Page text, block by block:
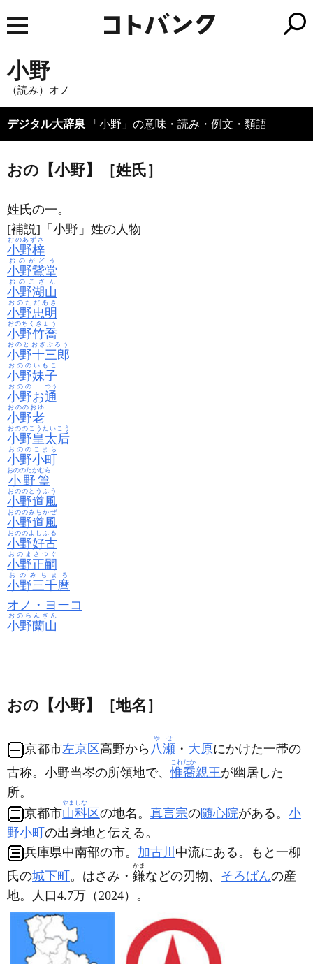
小野
（読み）オノ
デジタル大辞泉 「小野」の意味・読み・例文・類語
おの【小野】［姓氏］
姓氏の一。
[補説]「小野」姓の人物
小野梓
おのあずさ
小野鵞堂
おのがどう
小野湖山
おのこざん
小野忠明
おのただあき
小野竹喬
おのちくきょう
小野十三郎
おのとおざぶろう
小野妹子
おののいもこ
小野
おのの
お通
つう
小野老
おののおゆ
小野皇太后
おののこうたいこう
小野小町
おののこまち
小野篁
おののたかむら
小野道風
おののとうふう
小野道風
おののみちかぜ
小野好古
おののよしふる
小野正嗣
おのまさつぐ
小野三千麿
おのみちまろ
オノ・ヨーコ
小野蘭山
おのらんざん
おの【小野】［地名］
京都市左京区 高野から 八瀬
やせ
・ 大原にかけた一帯の
古称。小野当岑の所領地で、惟喬
これたか
親王が幽居した
所。
京都市山科
やましな
区の地名。 真言宗の随心院がある。 小
野小町の出身地と伝える。
兵庫県中南部の市。 加古川 中流にある。もと一柳
氏の城下町。はさみ・ 鎌
かま
などの刃物、 そろばんの産
地。人口4.7万（2024）。